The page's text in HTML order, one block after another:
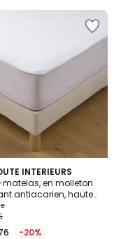
INTERIEURS
matelas, en molleton
antiacarien, hauteur
-20%